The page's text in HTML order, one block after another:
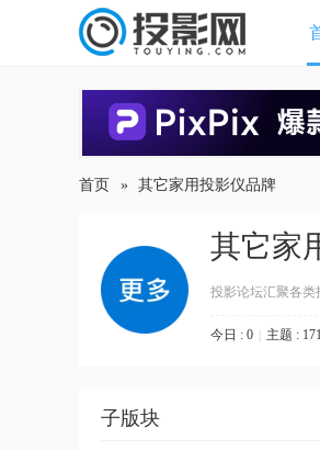
首页 » 其它家用投影仪品牌
其它家
投影论坛汇聚各类
今日 : 0 主题 :
子版块